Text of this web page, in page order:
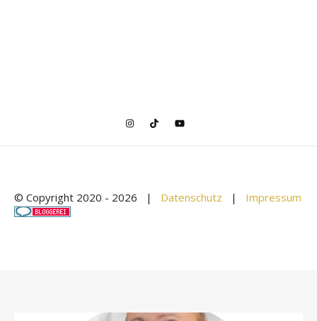
© Copyright 2020 - 2026 | Datenschutz | Impressum